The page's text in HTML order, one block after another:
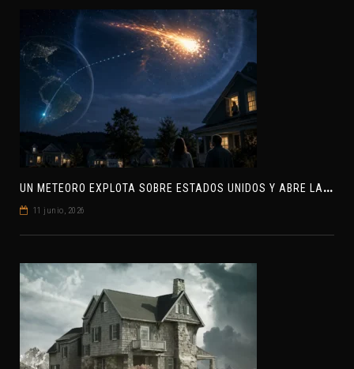
U
N METEORO EXPLOTA SOBRE ESTADOS UNIDOS Y ABRE LA PISTA DE POLAR-IM, UN POSIBLE VISITANTE INTERESTELAR
11 junio, 2026